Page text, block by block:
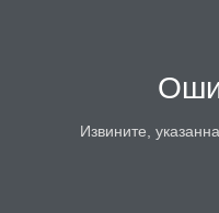
Извините,